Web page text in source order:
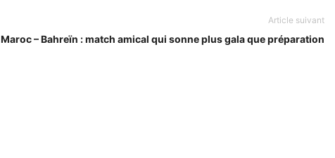
Article suivant
Maroc – Bahreïn : match amical qui sonne plus gala que préparation